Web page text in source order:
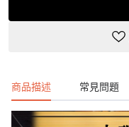
商品描述 常見問題